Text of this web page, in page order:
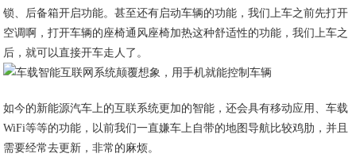
锁、后备箱开启功能。甚至还有启动车辆的功能，我们上车之前先打开
空调啊，打开车辆的座椅通风座椅加热这种舒适性的功能，我们上车之
后，就可以直接开车走人了。
如今的新能源汽车上的互联系统更加的智能，还会具有移动应用、车载
WiFi等等的功能，以前我们一直嫌车上自带的地图导航比较鸡肋，并且
需要经常去更新，非常的麻烦。